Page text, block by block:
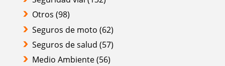
Otros (98)
Seguros de moto (62)
Seguros de salud (57)
Medio Ambiente(56)